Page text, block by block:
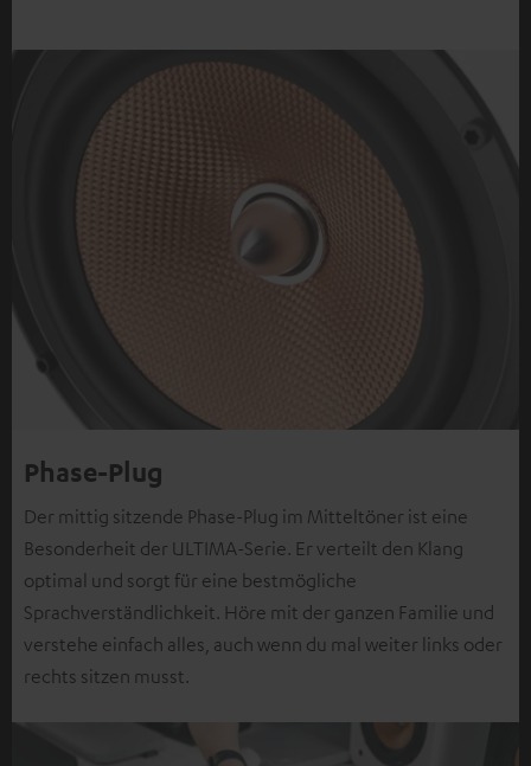
Phase-Plug
Der mittig sitzende Phase-Plug im Mitteltöner ist eine
Besonderheit der ULTIMA-Serie. Er verteilt den Klang
optimal und sorgt für eine bestmögliche
Sprachverständlichkeit. Höre mit der ganzen Familie und
verstehe einfach alles, auch wenn du mal weiter links oder
rechts sitzen musst.